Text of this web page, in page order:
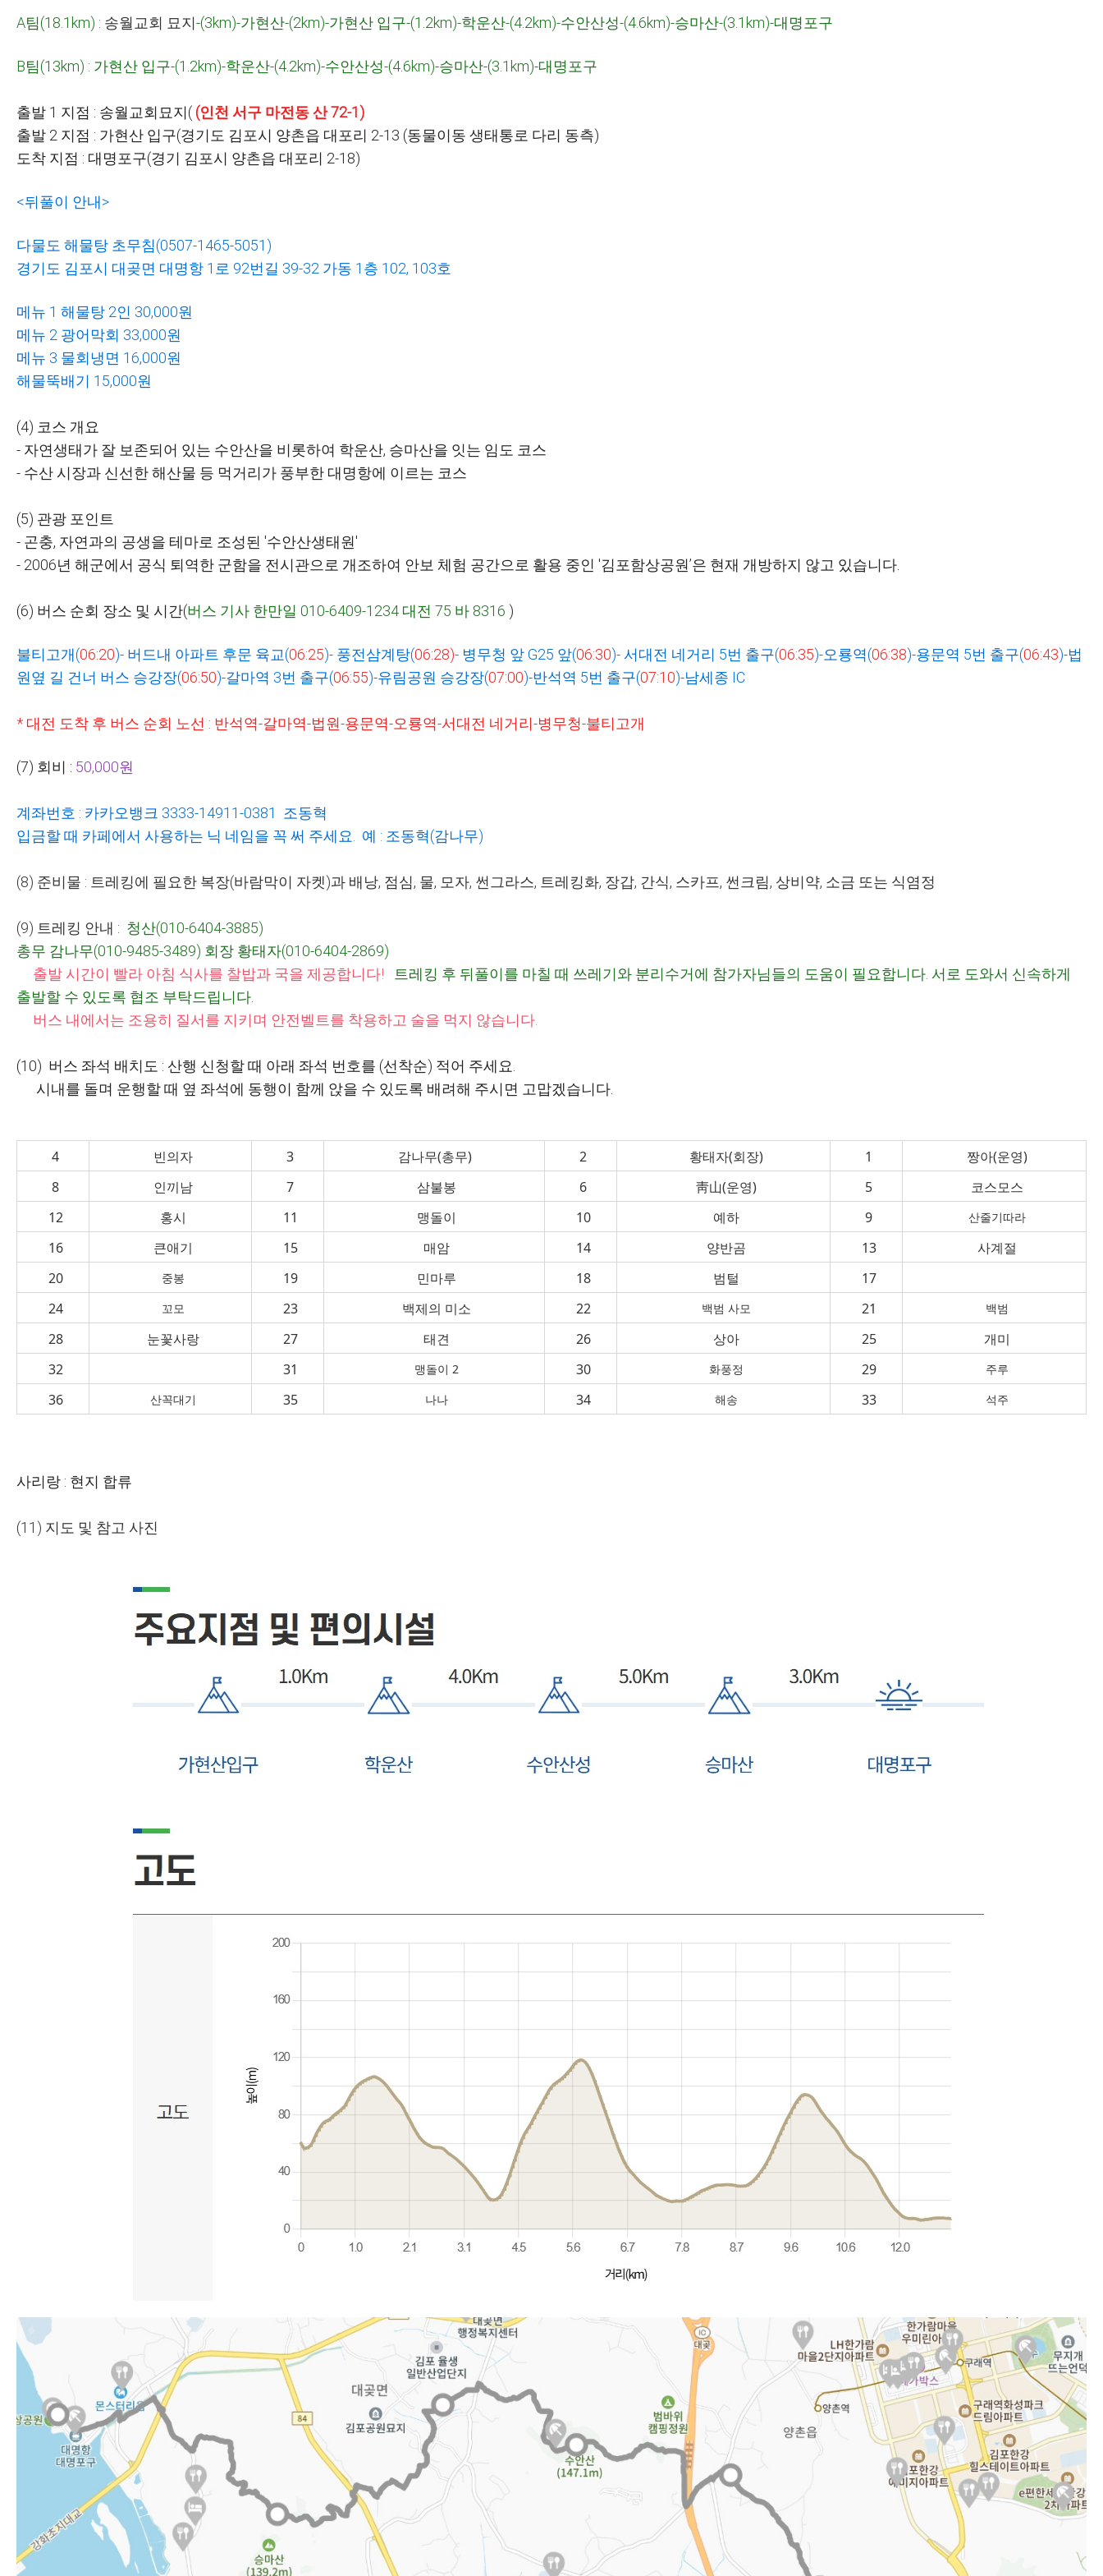
A팀(18.1km) : 송월교회 묘지-(3km)-가현산-(2km)-가현산 입구-(1.2km)-학운산-(4.2km)-수안산성-(4.6km)-승마산-(3.1km)-대명포구
B팀(13km) : 가현산 입구-(1.2km)-학운산-(4.2km)-수안산성-(4.6km)-승마산-(3.1km)-대명포구
출발 1 지점 : 송월교회묘지( (인천 서구 마전동 산 72-1)
출발 2 지점 : 가현산 입구(경기도 김포시 양촌읍 대포리 2-13 (동물이동 생태통로 다리 동측)
도착 지점 : 대명포구(경기 김포시 양촌읍 대포리 2-18)
<뒤풀이 안내>
다물도 해물탕 초무침(0507-1465-5051)
경기도 김포시 대곶면 대명항 1 로 92번길 39-32 가동 1 층 102, 103호
메뉴 1 해물탕 2인 30,000원
메뉴 2 광어막회 33,000원
메뉴 3 물회냉면 16,000원
해물뚝배기 15,000원
(4) 코스 개요
- 자연생태가 잘 보존되어 있는 수안산을 비롯하여 학운산, 승마산을 잇는 임도 코스
- 수산 시장과 신선한 해산물 등 먹거리가 풍부한 대명항에 이르는 코스
(5) 관광 포인트
- 곤충, 자연과의 공생을 테마로 조성된 '수안산생태원'
- 2006년 해군에서 공식 퇴역한 군함을 전시관으로 개조하여 안보 체험 공간으로 활용 중인 '김포함상공원’은 현재 개방하지 않고 있습니다.
(6) 버스 순회 장소 및 시간(버스 기사 한만일 010-6409-1234 대전 75 바 8316 )
불티고개(06:20)- 버드내 아파트 후문 육교(06:25)- 풍전삼계탕(06:28)- 병무청 앞G25 앞(06:30)- 서대전 네거리 5번 출구(06:35)-오룡역(06:38)-용문역 5번 출구(06:43)-법
원옆 길 건너 버스 승강장(06:50)-갈마역 3번 출구(06:55)-유림공원 승강장(07:00)-반석역 5번 출구(07:10)-남세종 IC
* 대전 도착 후 버스 순회 노선 : 반석역-갈마역-법원-용문역-오룡역-서대전 네거리-병무청-불티고개
(7) 회비 : 50,000원
계좌번호 : 카카오뱅크 3333-14911-0381 조동혁
입금할 때 카페에서 사용하는 닉 네임을 꼭 써 주세요
예 : 조동혁(감나무)
(8) 준비물 : 트레킹에 필요한 복장(바람막이 자켓)과 배낭, 점심, 물, 모자, 썬그라스, 트레킹화, 장갑, 간식, 스카프, 썬크림, 상비약, 소금 또는 식염정
(9) 트레킹 안내 : 청산(010-6404-3885)
총무 감나무(010-9485-3489) 회장 황태자(010-6404-2869)
출발 시간이 빨라 아침 식사를 찰밥과 국을 제공합니다! 트레킹 후 뒤풀이를 마칠 때 쓰레기와 분리수거에 참가자님들의 도움이 필요합니다 서로 도와서 신속하게
출발할 수 있도록 협조 부탁드립니다
버스 내에서는 조용히 질서를 지키며 안전벨트를 착용하고 술을 먹지 않습니다
(10) 버스 좌석 배치도 : 산행 신청할 때 아래 좌석 번호를 (선착순) 적어 주세요
시내를 돌며 운행할 때 옆 좌석에 동행이 함께 앉을 수 있도록 배려해 주시면 고맙겠습니다
4 빈의자 3 감나무(총무) 2 황태자(회장) 1
짱아(운영)
8
인끼남 7 삼불봉 6 靑山(운영) 5
코스모스
12
홍시 11 맹돌이 10 예하 9 산줄기따라
16 큰애기 15 매암 14 양반곰 13
사계절
20
중봉 19 민마루 18 범털
17
24
꼬모 23 백제의 미소 22 백범 사모 21 백범
28 눈꽃사랑 27 태견 26 상아 25
개미
32
31 맹돌이 2 30 화풍정 29 주루
36 산꼭대기 35 나나 34 해송 33 석주
사리랑 : 현지 합류
(11) 지도 및 참고 사진